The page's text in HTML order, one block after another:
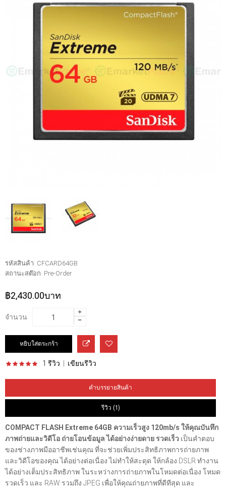
รหัสสินค้า: CFCARD64GB
สถานะสต๊อก: Pre-Order
฿2,430.00บาท
จำนวน
1 รีวิว เขียนรีวิว
คำบรรยายสินค้า
รีวิว (1)
COMPACT FLASH Extreme 64GB ความเร็วสูง 120mb/s ให้คุณบันทึก
ภาพถ่ายและวิดีโอ ถ่ายโอนข้อมูล ได้อย่างง่ายดาย รวดเร็ว เป็นคำตอบ
ของช่างภาพมืออาชีพเช่นคุณ ที่จะช่วยเพิ่มประสิทธิภาพการถ่ายภาพ
และวิดีโอของคุณ ได้อย่างต่อเนื่อง ไม่ทำให้สะดุด ให้กล้อง DSLR ทำงาน
ได้อย่างเต็มประสิทธิภาพ ในระหว่างการถ่ายภาพในโหมดต่อเนื่อง โหมด
รวดเร็ว และ RAW รวมถึง JPEG เพื่อให้คุณถ่ายภาพที่ดีทีสุด และ